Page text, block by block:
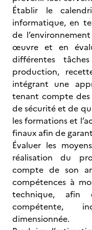
Établir le
informatique, en
de
œuvre et en
différentes
production,
intégrant une
tenant compte des
de sécurité et de
les formations et
finaux afin de
Évaluer les
réalisation du
compte de son
compétences à
technique, afin
compétente,
dimensionnée.